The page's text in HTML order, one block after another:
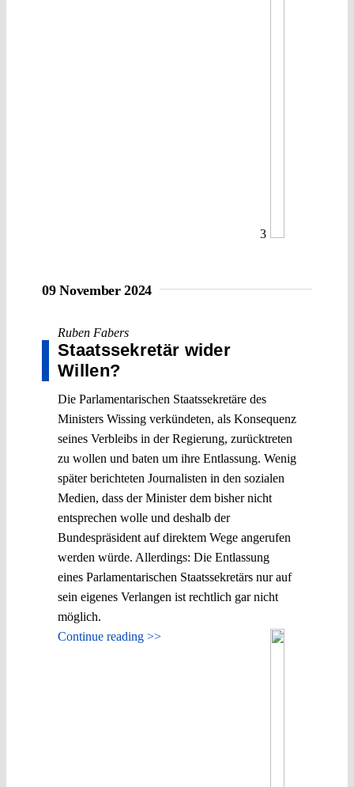
3
09 November 2024
Ruben Fabers
Staatssekretär wider
Willen?
Die Parlamentarischen Staatssekretäre des
Ministers Wissing verkündeten, als Konsequenz
seines Verbleibs in der Regierung, zurücktreten
zu wollen und baten um ihre Entlassung. Wenig
später berichteten Journalisten in den sozialen
Medien, dass der Minister dem bisher nicht
entsprechen wolle und deshalb der
Bundespräsident auf direktem Wege angerufen
werden würde. Allerdings: Die Entlassung
eines Parlamentarischen Staatssekretärs nur auf
sein eigenes Verlangen ist rechtlich gar nicht
möglich.
Continue reading >>